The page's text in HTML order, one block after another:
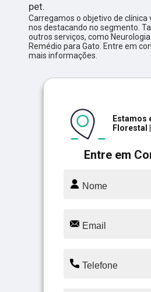
pet.
Carregamos o objetivo de
nos destacando no segmento.
outros serviços, como
Remédio para Gato. Entre em
mais informações.
Entre em
Estamos
Florestal